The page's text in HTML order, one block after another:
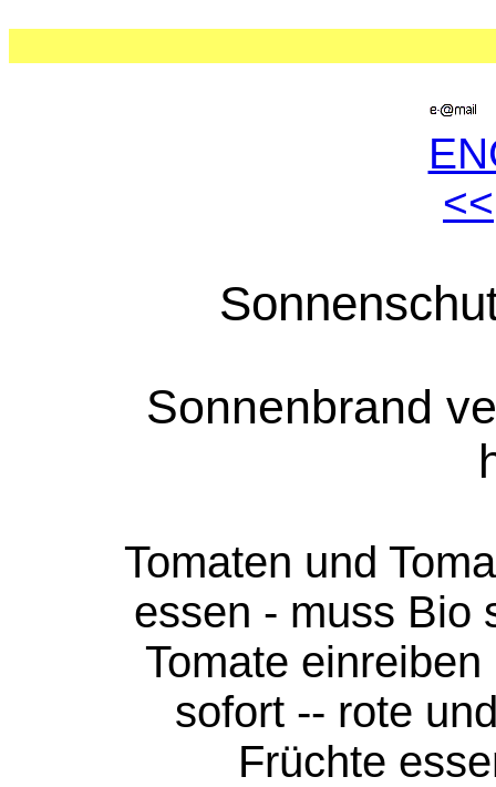
<<
Sonnenbrand
Tomaten und
essen - muss Bio
Tomate
sofort -- rote
Früchte